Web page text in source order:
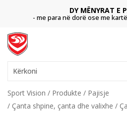
DY MËNYRAT E
- me para në dorë ose me
Kërkoni
Sport Vision Produkte
Pajisje
Çanta shpine, çanta dhe valixhe